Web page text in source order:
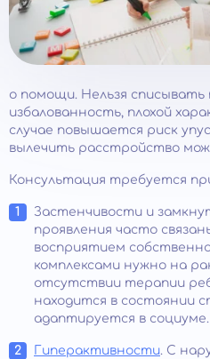
о помощи. Нельзя списывать
избалованность, плохой
случае повышается риск
вылечить расстройство
Консультация требуется
Застенчивости и
проявления часто
восприятием
комплексами нужно на
отсутствии терапии
находится в состоянии
адаптируется в социуме.
Гиперактивности. С